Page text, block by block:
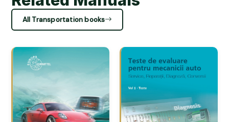
All Transportation books